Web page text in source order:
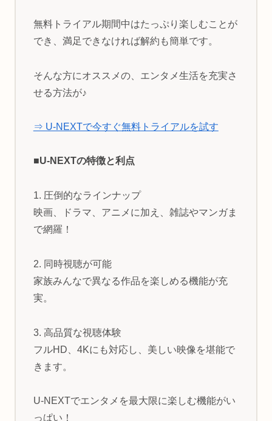
無料トライアル期間中はたっぷり楽しむことが
でき、満足できなければ解約も簡単です。
そんな方にオススメの、エンタメ生活を充実さ
せる方法が♪
⇒ U-NEXTで今すぐ無料トライアルを試す
■U-NEXTの特徴と利点
1. 圧倒的なラインナップ
映画、ドラマ、アニメに加え、雑誌やマンガま
で網羅！
2. 同時視聴が可能
家族みんなで異なる作品を楽しめる機能が充
実。
3. 高品質な視聴体験
フルHD、4Kにも対応し、美しい映像を堪能で
きます。
U-NEXTでエンタメを最大限に楽しむ機能がい
っぱい！